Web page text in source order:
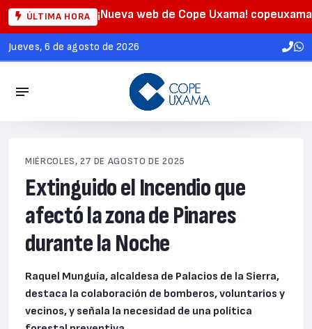
ÚLTIMA HORA ¡Nueva web de Cope Uxama!
jueves, 6 de agosto de 2026
MIÉRCOLES, 27 DE AGOSTO DE 2025
Extinguido el Incendio que
afectó la zona de Pinares
durante la Noche
Raquel Munguía, alcaldesa de Palacios de la Sierra,
destaca la colaboración de bomberos, voluntarios y
vecinos, y señala la necesidad de una política